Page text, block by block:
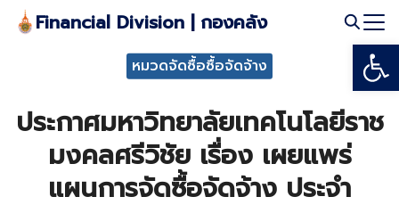
Skip Financial Division | กองคลัง
หมวดจัดซื้อซื้อจัดจ้าง
ประกาศมหาวิทยาลัยเทคโนโลยีราช
มงคลศรีวิชัย เรื่อง เผยแพร่
แผนการจัดซื้อจัดจ้าง ประจำ